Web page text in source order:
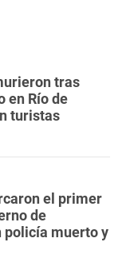
tras
en Río de
turistas
el primer
de
policía muerto y